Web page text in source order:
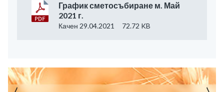
График сметосъбиране м. Май
2021 г.
Качен 29.04.2021 72.72 KB